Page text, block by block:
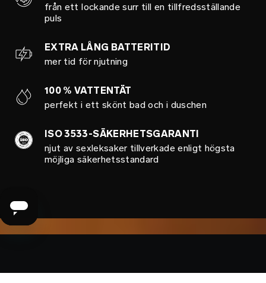
från ett lockande surr till en tillfredsställande
puls
EXTRA LÅNG BATTERITID
mer tid för njutning
100 % VATTENTÄT
perfekt i ett skönt bad och i duschen
ISO 3533-SÄKERHETSGARANTI
njut av sexleksaker tillverkade enligt högsta
möjliga säkerhetsstandard